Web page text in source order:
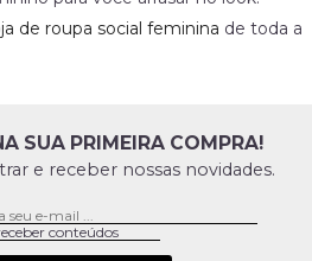
de roupa social feminina de toda a
SUA PRIMEIRA COMPRA!
e receber nossas novidades.